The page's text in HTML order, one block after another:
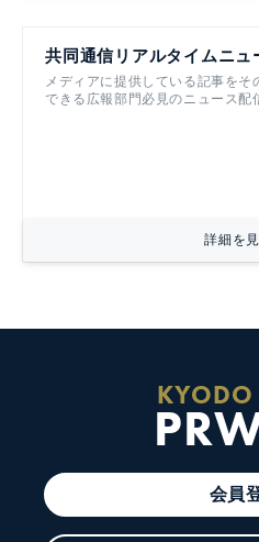
共同通信リアルタイムニュ
メディアに提供している記事をそ
できる広報部門必見のニュース配
詳細を
KYODO
会員